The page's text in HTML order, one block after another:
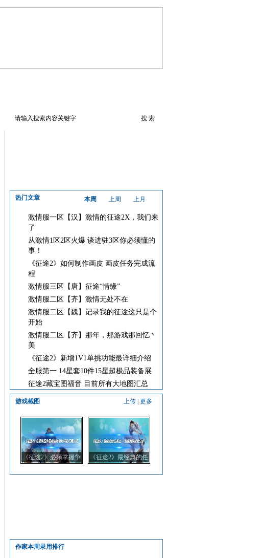
热门文章 本周 上周 上月
激情服一区【汉】激情的征途2X，我们来
了
从激情1区2区火爆 谈进驻3区你必须懂的
事！
《征途2》如何制作画皮 画皮任务完成流
程
激情服三区【唐】征途“情缘”
激情服二区【齐】激情无处不在
激情服二区【魏】记录我的征途这只是个
开始
激情服二区【齐】那年，那游戏那回忆丶
美
《征途2》新增1V1单挑功能最详细介绍
全服第一 14星套10件15星超极品装备展
征途2藏宝图福音 目前所有大地图汇总
上传 更多
游戏截图
《征途2》必须掌握争
《征途2》最经典的任
作家本周录用排行